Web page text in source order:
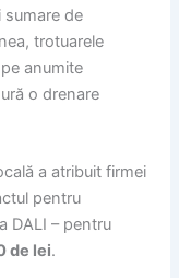
sumare de
trotuarele
anumite
o drenare
a atribuit firmei
pentru
DALI – pentru
de lei.